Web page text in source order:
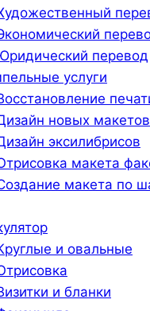
перевод
услуги
новых макетов
эксилибрисов
макета
макета по
и овальные
и бланки